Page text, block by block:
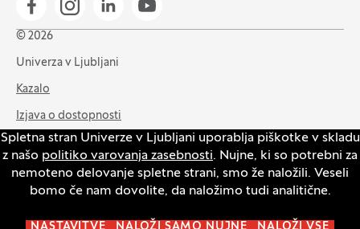
Spletna stran Univerze v Ljubljani uporablja piškotke v skladu
z našo politiko varovanja zasebnosti. Nujne, ki so potrebni za
nemoteno delovanje spletne strani, smo že naložili. Veseli
bomo če nam dovolite, da naložimo tudi analitične.
Pojdi na našo Facebook stran
Pojdi na našo Instagram stran
Pojdi na Linkedin stran
Pojdi na YouTube stran
© 2026
Univerza v Ljubljani
Kazalo
Izjava o dostopnosti
Varstvo zasebnosti in piškotkov
Intranet